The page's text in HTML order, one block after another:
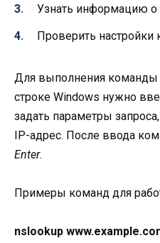
Узнать информацию о
Проверить настройки
Для выполнения команды
строке Windows нужно
задать параметры
IP-адрес. После ввода
Enter.
Примеры команд для
nslookup